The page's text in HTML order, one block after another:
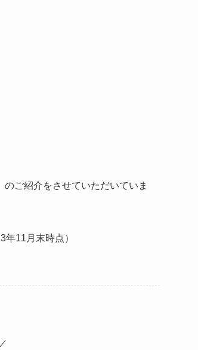
ご紹介をさせていただいていま
11月末時点）